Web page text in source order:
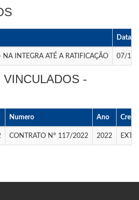
Data
INTEGRA ATÉ A RATIFICAÇÃO 07/10/
VINCULADOS -
Numero Ano
CONTRATO N° 117/2022 2022